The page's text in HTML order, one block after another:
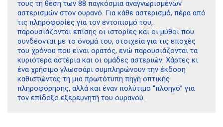
τους τη θέση των 88 παγκόσμια αναγνωρισμένων
αστερισμών στον ουρανό. Για κάθε αστερισμό, πέρα από
τις πληροφορίες για τον εντοπισμό του,
παρουσιάζονται επίσης οι ιστορίες και οι μύθοι που
συνδέονται με το όνομά του, στοιχεία για τις εποχές
του χρόνου που είναι ορατός, ενώ παρουσιάζονται τα
κυριότερα αστέρια και οι ομάδες αστεριών. Χάρτες κι
ένα χρήσιμο γλωσσάρι συμπληρώνουν την έκδοση
καθιστώντας τη μια πρωτότυπη πηγή οπτικής
πληροφόρησης, αλλά και έναν πολύτιμο “πλοηγό” για
τον επίδοξο εξερευνητή του ουρανού.